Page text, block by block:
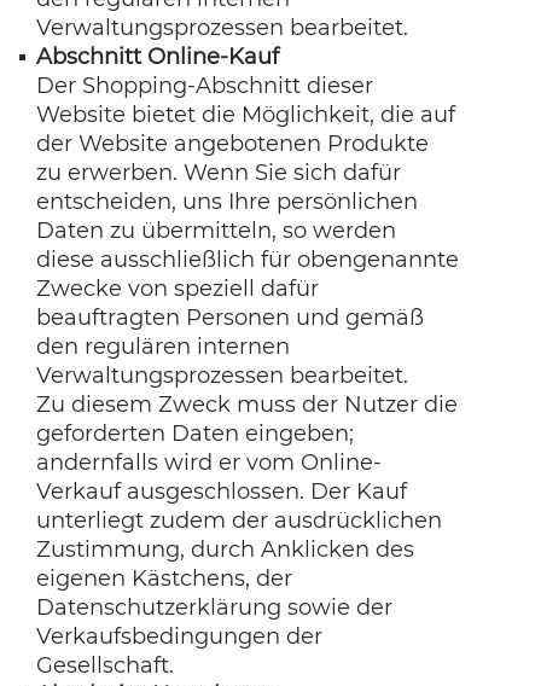
Verwaltungsprozessen bearbeitet.
Abschnitt Online-Kauf
Der Shopping-Abschnitt dieser
Website bietet die Möglichkeit, die auf
der Website angebotenen Produkte
zu erwerben. Wenn Sie sich dafür
entscheiden, uns Ihre persönlichen
Daten zu übermitteln, so werden
diese ausschließlich für obengenannte
Zwecke von speziell dafür
beauftragten Personen und gemäß
den regulären internen
Verwaltungsprozessen bearbeitet.
Zu diesem Zweck muss der Nutzer die
geforderten Daten eingeben;
andernfalls wird er vom Online-
Verkauf ausgeschlossen. Der Kauf
unterliegt zudem der ausdrücklichen
Zustimmung, durch Anklicken des
eigenen Kästchens, der
Datenschutzerklärung sowie der
Verkaufsbedingungen der
Gesellschaft.